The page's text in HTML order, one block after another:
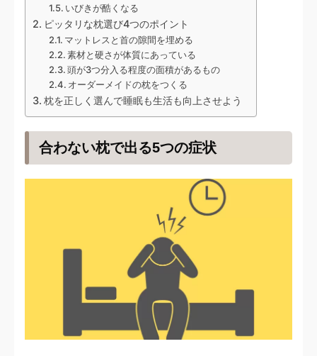
いびきが酷くなる
ピッタリな枕選び4つのポイント
マットレスと首の隙間を埋める
素材と硬さが体質にあっている
頭が3つ分入る程度の面積があるもの
オーダーメイドの枕をつくる
枕を正しく選んで睡眠も生活も向上させよう
合わない枕で出る5つの症状